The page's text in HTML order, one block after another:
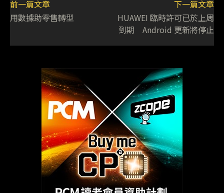
前一篇文章
用數據助零售轉型
下一篇文章
HUAWEI 臨時許可已於上周
到期 Android 更新將停止